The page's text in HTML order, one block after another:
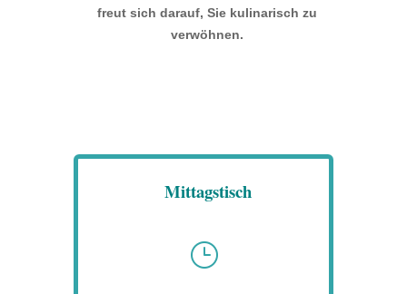
freut sich darauf, Sie kulinarisch zu
verwöhnen.
Mittagstisch
}